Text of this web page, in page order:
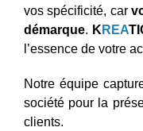
vos spécificité, car
démarque. K REA
l’essence de votre
Notre équipe
société pour la
clients.